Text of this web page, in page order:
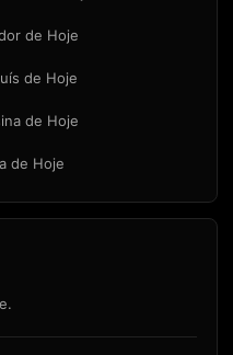
de Hoje
de Hoje
de Hoje
de Hoje